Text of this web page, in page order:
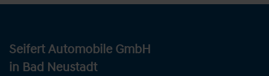
Seifert Automobile GmbH
in Bad Neustadt